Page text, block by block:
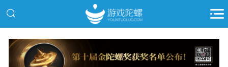
推广